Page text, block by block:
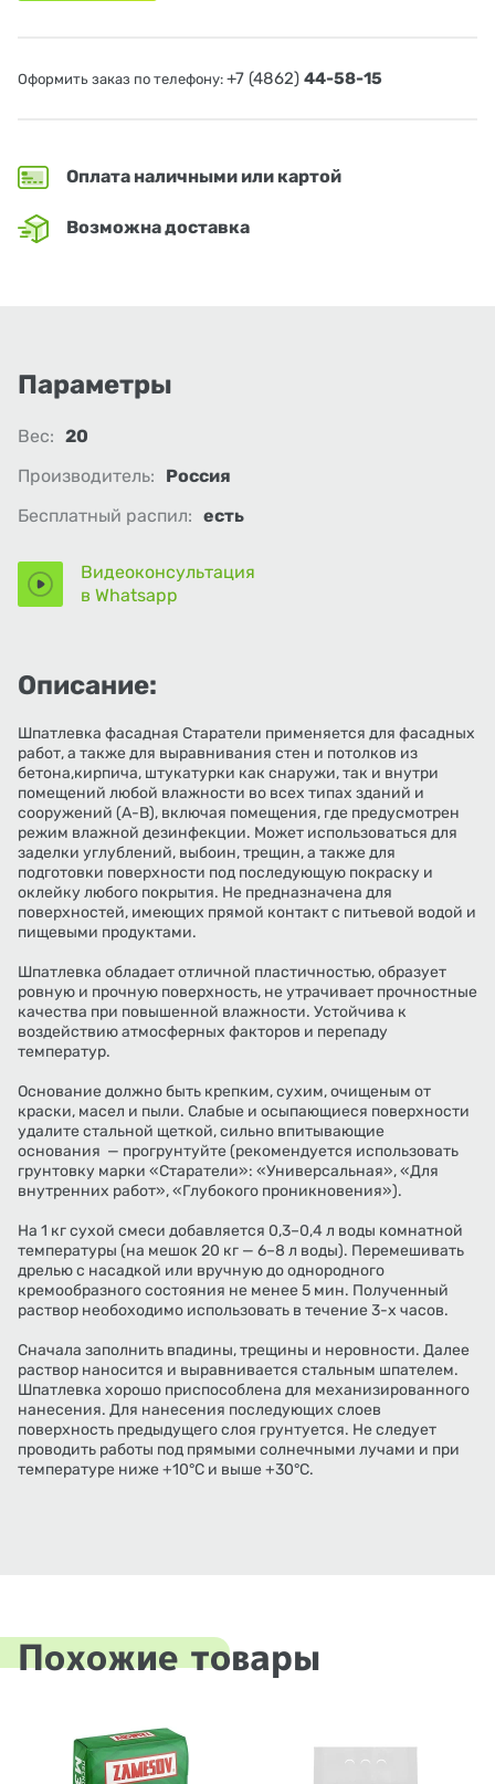
Оформить заказ по телефону: +7 (4862) 44-58-15
Оплата наличными или картой
Возможна доставка
Параметры
Вес: 20
Производитель:
Россия
Бесплатный распил: есть
Видеоконсультация
в Whatsapp
Описание:
Шпатлевка фасадная Старатели применяется для фасадных
работ, а также для выравнивания стен и потолков из
бетона,кирпича, штукатурки как снаружи, так и внутри
помещений любой влажности во всех типах зданий и
сооружений (A-B), включая помещения, где предусмотрен
режим влажной дезинфекции. Может использоваться для
заделки углублений, выбоин, трещин, а также для
подготовки поверхности под последующую покраску и
оклейку любого покрытия. Не предназначена для
поверхностей, имеющих прямой контакт с питьевой водой и
пищевыми продуктами.
Шпатлевка обладает отличной пластичностью, образует
ровную и прочную поверхность, не утрачивает прочностные
качества при повышенной влажности. Устойчива к
воздействию атмосферных факторов и перепаду
температур.
Основание должно быть крепким, сухим, очищеным от
краски, масел и пыли. Слабые и осыпающиеся поверхности
удалите стальной щеткой, сильно впитывающие
основания — прогрунтуйте (рекомендуется использовать
грунтовку марки «Старатели»: «Универсальная», «Для
внутренних работ», «Глубокого проникновения»).
На 1 кг сухой смеси добавляется 0,3–0,4 л воды комнатной
температуры (на мешок 20 кг — 6–8 л воды). Перемешивать
дрелью с насадкой или вручную до однородного
кремообразного состояния не менее 5 мин. Полученный
раствор необоходимо использовать в течение 3-х часов.
Сначала заполнить впадины, трещины и неровности. Далее
раствор наносится и выравнивается стальным шпателем.
Шпатлевка хорошо приспособлена для механизированного
нанесения. Для нанесения последующих слоев
поверхность предыдущего слоя грунтуется. Не следует
проводить работы под прямыми солнечными лучами и при
температуре ниже +10°С и выше +30°С.
Похожие товары